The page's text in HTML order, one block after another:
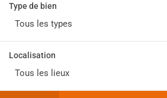
Type de bien
Tous les types
Localisation
Tous les lieux